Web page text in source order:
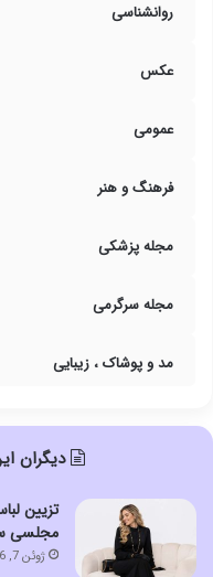
روانشناسی
عکس
عمومی
فرهنگ و هنر
مجله پزشکی
مجله سرگرمی
مد و پوشاک ، زیبایی
دیگران
مجلسی
ژوئن 7, 2026